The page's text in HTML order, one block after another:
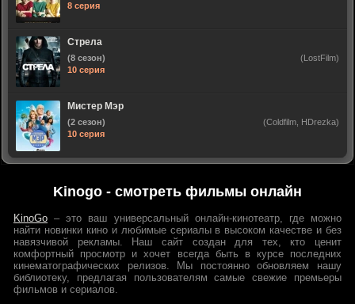
8 серия
Стрела
(8 сезон)
10 серия
(LostFilm)
Мистер Мэр
(2 сезон)
10 серия
(Coldfilm, HDrezka)
Kinogo - смотреть фильмы онлайн
KinoGo – это ваш универсальный онлайн-кинотеатр, где можно
найти новинки кино и любимые сериалы в высоком качестве и без
навязчивой рекламы. Наш сайт создан для тех, кто ценит
комфортный просмотр и хочет всегда быть в курсе последних
кинематографических релизов. Мы постоянно обновляем нашу
библиотеку, предлагая пользователям самые свежие премьеры
фильмов и сериалов.